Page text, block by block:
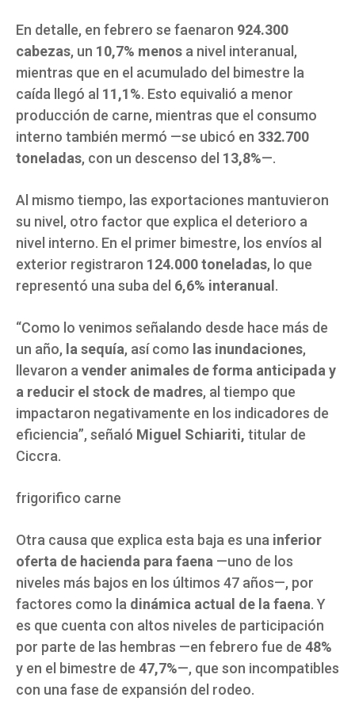
En detalle, en febrero se faenaron 924.300
cabezas, un 10,7% menos a nivel interanual,
mientras que en el acumulado del bimestre la
caída llegó al 11,1%. Esto equivalió a menor
producción de carne, mientras que el consumo
interno también mermó —se ubicó en 332.700
toneladas, con un descenso del 13,8%—.
Al mismo tiempo, las exportaciones mantuvieron
su nivel, otro factor que explica el deterioro a
nivel interno. En el primer bimestre, los envíos al
exterior registraron 124.000 toneladas, lo que
representó una suba del 6,6% interanual .
“Como lo venimos señalando desde hace más de
un año, la sequía, así como las inundaciones,
llevaron avender animales de forma anticipada y
a reducir el stock de madres, al tiempo que
impactaron negativamente en los indicadores de
eficiencia”, señaló Miguel Schiariti, titular de
Ciccra.
frigorifico carne
Otra causa que explica esta baja es una inferior
oferta de hacienda para faena —uno de los
niveles más bajos en los últimos 47 años—, por
factores como la dinámica actual de la faena. Y
es que cuenta con altos niveles de participación
por parte de las hembras —en febrero fue de 48%
y en el bimestre de 47,7%—, que son incompatibles
con una fase de expansión del rodeo.